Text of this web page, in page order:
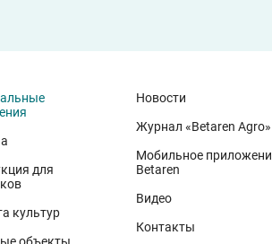
для
культур
Новости
Журнал «Betaren Agro»
Мобильное
Betaren
Видео
Контакты